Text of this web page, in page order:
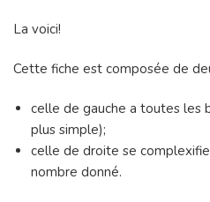
La voici!
Cette fiche est composée de
celle de gauche a toutes les
plus simple);
celle de droite se
nombre donné.